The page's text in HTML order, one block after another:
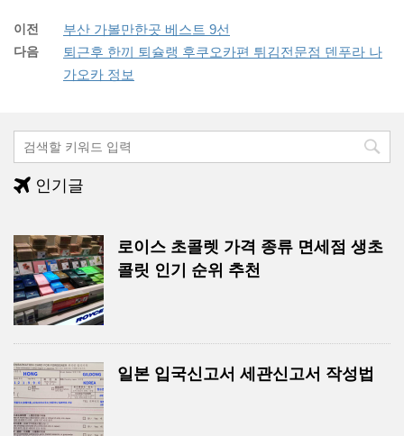
이전 부산 가볼만한곳 베스트 9선
다음
퇴근후 한끼 퇴슐랭 후쿠오카편 튀김전문점 덴푸라 나
가오카 정보
인기글
로이스 초콜렛 가격 종류 면세점 생초
콜릿 인기 순위 추천
일본 입국신고서 세관신고서 작성법